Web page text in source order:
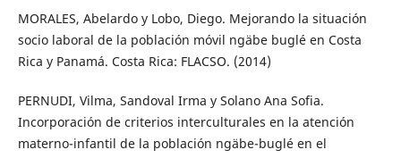
MORALES, Abelardo y Lobo, Diego. Mejorando la situación
socio laboral de la población móvil ngäbe buglé en Costa
Rica y Panamá. Costa Rica: FLACSO. (2014)
PERNUDI, Vilma, Sandoval Irma y Solano Ana Sofia.
Incorporación de criterios interculturales en la atención
materno-infantil de la población ngäbe-buglé en el